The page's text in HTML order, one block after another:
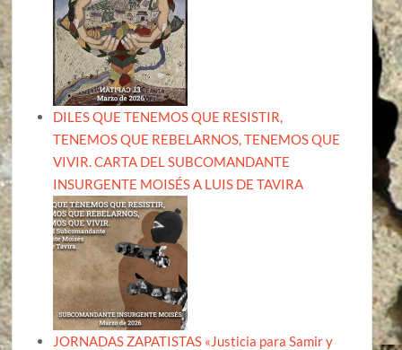
DILES QUE TENEMOS QUE RESISTIR,
TENEMOS QUE REBELARNOS, TENEMOS QUE
VIVIR. CARTA DEL SUBCOMANDANTE
INSURGENTE MOISÉS A LUIS DE TAVIRA
JORNADAS ZAPATISTAS «Justicia para Samir y